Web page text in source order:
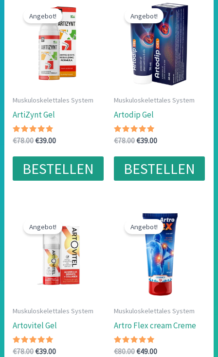
Angebot!
Muskuloskelettales System
ArtiZynt Gel
Bewertet
von 5
€78.00Ursprünglicher
war:
€78.00
€39.00Aktueller
ist:
€39.00.
BESTELLEN
Angebot!
Muskuloskelettales System
Artodip Gel
Bewertet
von 5
€78.00Ursprünglicher
war:
€78.00
€39.00Aktueller
ist:
€39.00.
BESTELLEN
Angebot!
Muskuloskelettales System
Artovitel Gel
Bewertet
€78.00Ursprünglicher
€39.00Aktueller
Angebot!
Muskuloskelettales System
Artro Flex cream Creme
Bewertet
€80.00Ursprünglicher
€49.00Aktueller